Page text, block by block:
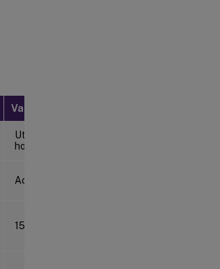
Valeur par défaut
Utiliser le fuseau
horaire du serveur
Activé (1)
15